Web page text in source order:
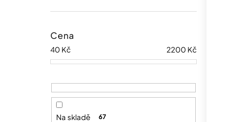
Cena
40 Kč 2200 Kč
Na skladě 67